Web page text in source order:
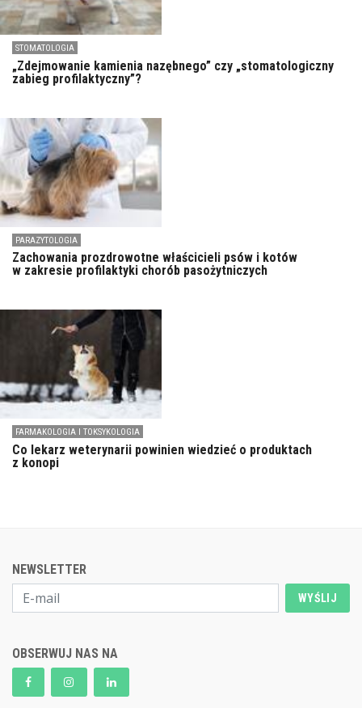
STOMATOLOGIA
„Zdejmowanie kamienia nazębnego” czy „stomatologiczny
zabieg profilaktyczny”?
PARAZYTOLOGIA
Zachowania prozdrowotne właścicieli psów i kotów
w zakresie profilaktyki chorób pasożytniczych
FARMAKOLOGIA I TOKSYKOLOGIA
Co lekarz weterynarii powinien wiedzieć o produktach
z konopi
NEWSLETTER
WYŚLIJ
OBSERWUJ NAS NA